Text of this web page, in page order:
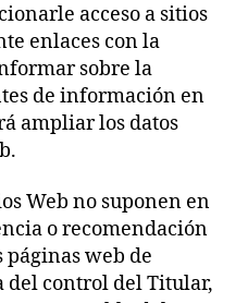
acceso a sitios
enlaces con la
sobre la
de información en
ampliar los datos
Web no suponen en
o recomendación
páginas web de
del control del Titular,